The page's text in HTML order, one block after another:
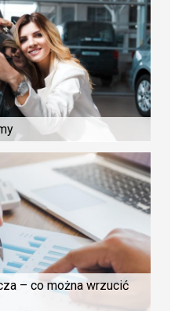
– co można wrzucić